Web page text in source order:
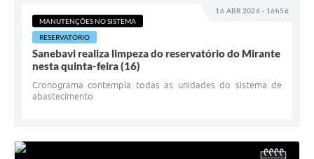
16 ABR 2026 - 16h56
MANUTENÇÕES NO SISTEMA
RESERVATÓRIO
Sanebavi realiza limpeza do reservatório do Mirante
nesta quinta-feira (16)
Cronograma contempla todas as unidades do sistema de
abastecimento